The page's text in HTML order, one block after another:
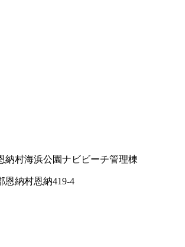
村海浜公園ナビビーチ管理棟
恩納村恩納419-4